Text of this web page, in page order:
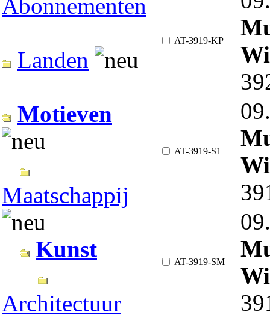
Abonnementen
Landen
Motieven
Maatschappij
Kunst
Architectuur
AT-3919-KP
AT-3919-S1
AT-3919-SM